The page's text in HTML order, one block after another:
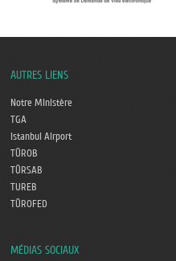
AUTRES LIENS
Notre Ministère
TGA
Istanbul Airport
TÜROB
TÜRSAB
TUREB
TÜROFED
MÉDIAS SOCIAUX